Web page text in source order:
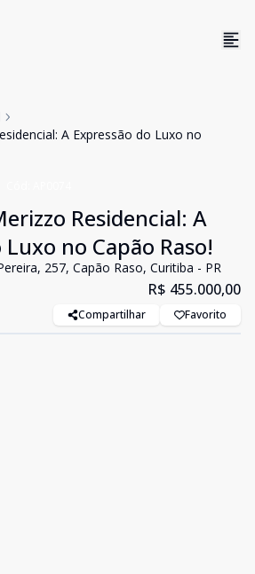
A Expressão do Luxo no
Residencial: A
no Capão Raso!
257, Capão Raso, Curitiba - PR
R$ 455.000,00
Compartilhar Favorito